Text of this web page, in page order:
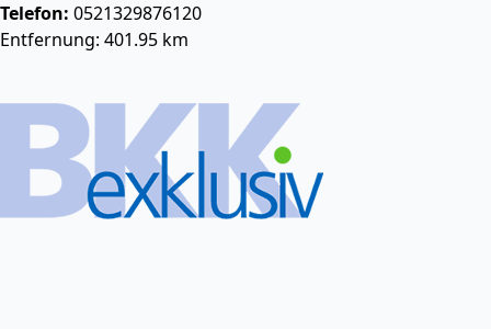
Telefon: 0521329876120
Entfernung: 401.95 km